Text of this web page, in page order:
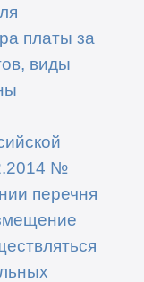
платы за
виды
№
перечня